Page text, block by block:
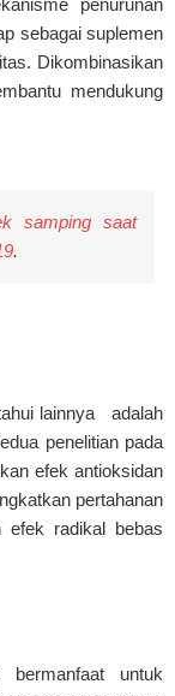
penurunan
sebagai suplemen
Dikombinasikan
mendukung
samping saat
.
lainnya adalah
penelitian pada
efek antioksidan
pertahanan
efek radikal bebas
untuk